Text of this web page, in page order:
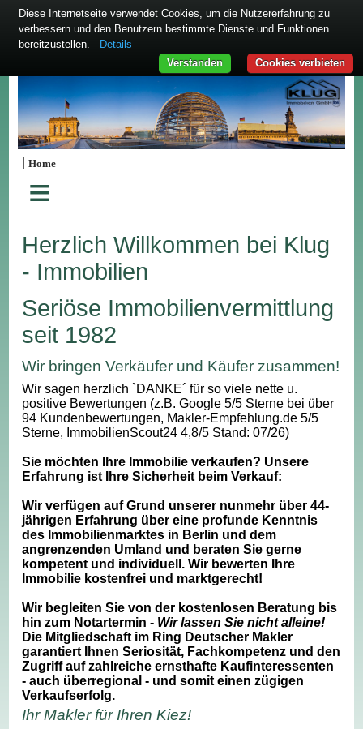
|Home
≡
Herzlich Willkommen bei Klug
- Immobilien
Seriöse Immobilienvermittlung
seit 1982
Wir bringen Verkäufer und Käufer zusammen!
Wir sagen herzlich `DANKE´ für so viele nette u.
positive Bewertungen (z.B. Google 5/5 Sterne bei über
94 Kundenbewertungen, Makler-Empfehlung.de 5/5
Sterne, ImmobilienScout24 4,8/5 Stand: 07/26)
Sie möchten Ihre Immobilie verkaufen? Unsere
Erfahrung ist Ihre Sicherheit beim Verkauf:
Wir verfügen auf Grund unserer nunmehr über 44-
jährigen Erfahrung über eine profunde Kenntnis
des Immobilienmarktes in Berlin und dem
angrenzenden Umland und beraten Sie gerne
kompetent und individuell. Wir bewerten Ihre
Immobilie kostenfrei und marktgerecht!
Wir begleiten Sie von der kostenlosen Beratung bis
hin zum Notartermin - Wir lassen Sie nicht alleine!
Die Mitgliedschaft im Ring Deutscher Makler
garantiert Ihnen Seriosität, Fachkompetenz und den
Zugriff auf zahlreiche ernsthafte Kaufinteressenten
- auch überregional - und somit einen zügigen
Verkaufserfolg.
Ihr Makler für Ihren Kiez!
Diese Internetseite verwendet Cookies, um die Nutzererfahrung zu
verbessern und den Benutzern bestimmte Dienste und Funktionen
bereitzustellen.
Details
Cookies verbieten
Verstanden